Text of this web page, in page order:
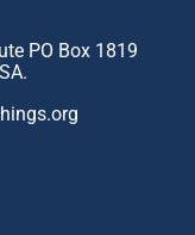
PO Box 1819